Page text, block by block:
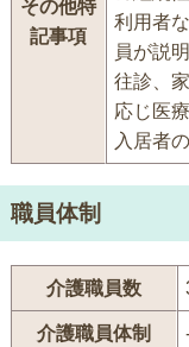
その他特
記事項
利用者
員が説
往診、
応じ医
入居者
職員体制
介護職員数
介護職員体制